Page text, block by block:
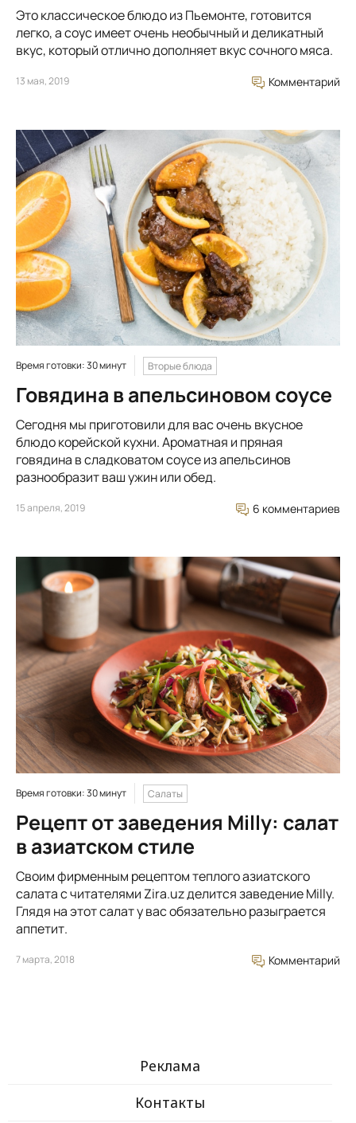
Это классическое блюдо из Пьемонте, готовится
легко, а соус имеет очень необычный и деликатный
вкус, который отлично дополняет вкус сочного мяса.
13 мая, 2019 Комментарий
Время готовки: 30 минут Вторые блюда
Говядина в апельсиновом соусе
Сегодня мы приготовили для вас очень вкусное
блюдо корейской кухни. Ароматная и пряная
говядина в сладковатом соусе из апельсинов
разнообразит ваш ужин или обед.
15 апреля, 2019 6 комментариев
Время готовки: 30 минут Салаты
Рецепт от заведения Milly: салат
в азиатском стиле
Своим фирменным рецептом теплого азиатского
салата с читателями Zira.uz делится заведение Milly.
Глядя на этот салат у вас обязательно разыграется
аппетит.
7 марта, 2018 Комментарий
Реклама
Контакты